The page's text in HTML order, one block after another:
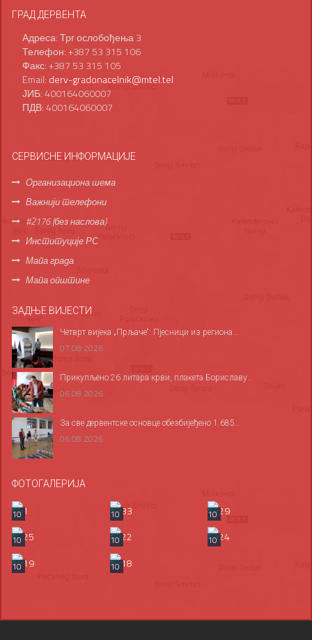
ГРАД ДЕРВЕНТА
Адреса: Трг ослобођења 3
Телефон: +387 53 315 106
Факс: +387 53 315 105
Email: derv-gradonacelnik@mtel.tel
ЈИБ: 400164060007
ПДВ: 400164060007
СЕРВИСНЕ ИНФОРМАЦИЈЕ
Организациона шема
Важнији телефони
#2176 (без наслова)
Институције РС
Мапа града
Мапа општине
ЗАДЊЕ ВИЈЕСТИ
Четврт вијека „Прљаче“: Пјесници из региона...
07.08.2026
Прикупљено 26 литара крви, плакета Бориславу...
06.08.2026
За све дервентске основце обезбијеђено 1.685...
06.08.2026
ФОТОГАЛЕРИЈА
10 10
10
10
10
10
10
10